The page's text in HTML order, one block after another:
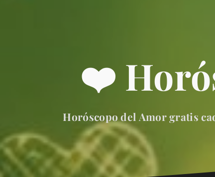
❤️
Horóscopo del Amor gratis